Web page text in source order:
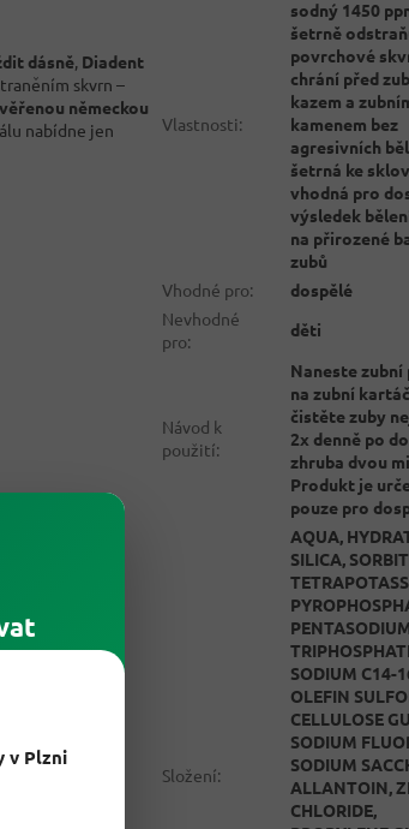
v Plzni
dásně, Diadent
skvrn –
německou
nabídne jen
Vlastnosti:
sodný 1450
šetrně
povrchové
chrání před
kazem a
kamenem bez
agresivních
šetrná ke
vhodná pro
výsledek
na přirozené
zubů
Vhodné pro:
dospělé
Nevhodné
pro:
děti
Návod k
použití:
Naneste zubní
na zubní
čistěte zuby
2x denně po
zhruba dvou
Produkt je
pouze pro
Složení:
AQUA,
SILICA,
SODIUM C14-
OLEFIN
CELLULOSE
SODIUM
SODIUM
ALLANTOIN,
CHLORIDE,